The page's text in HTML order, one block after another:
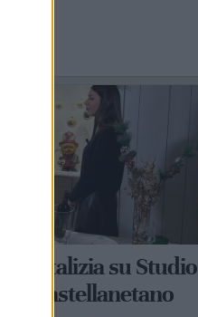
natalizia su Studio
un castellanetano